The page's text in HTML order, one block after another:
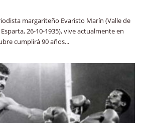
margariteño Evaristo Marín (Valle de
26-10-1935), vive actualmente en
cumplirá 90 años...